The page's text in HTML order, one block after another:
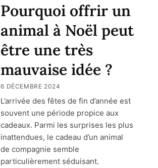
Pourquoi offrir un
animal à Noël peut
être une très
mauvaise idée ?
6 DÉCEMBRE 2024
L’arrivée des fêtes de fin d’année est
souvent une période propice aux
cadeaux. Parmi les surprises les plus
inattendues, le cadeau d’un animal
de compagnie semble
particulièrement séduisant.